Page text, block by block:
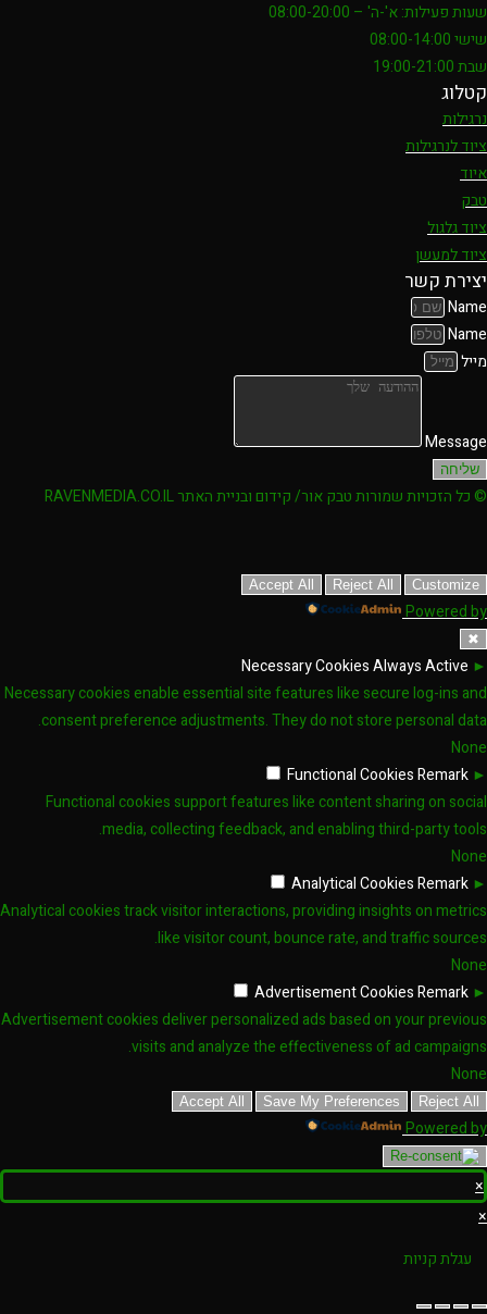
שעות פעילות: א'-ה' – 08:00-20:00
שישי 08:00-14:00
שבת 19:00-21:00
קטלוג
נרגילות
ציוד לנרגילות
איוד
טבק
ציוד גלגול
ציוד למעשן
יצירת קשר
Name
Name
מייל
Message
שליחה
© כל הזכויות שמורות טבק אור/ קידום ובניית האתר RAVENMEDIA.CO.IL
Customize
Reject All
Accept All
Powered by
✖
►
Necessary CookiesAlways Active
Necessary cookies enable essential site features like secure log-ins and
consent preference adjustments. They do not store personal data.
None
►
Functional CookiesRemark
Functional cookies support features like content sharing on social
media, collecting feedback, and enabling third-party tools.
None
►
Analytical CookiesRemark
Analytical cookies track visitor interactions, providing insights on metrics
like visitor count, bounce rate, and traffic sources.
None
►
Advertisement CookiesRemark
Advertisement cookies deliver personalized ads based on your previous
visits and analyze the effectiveness of ad campaigns.
None
Reject All
Save My Preferences
Accept All
Powered by
×
×
עגלת קניות